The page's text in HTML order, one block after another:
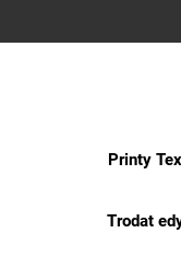
Printy
Trodat